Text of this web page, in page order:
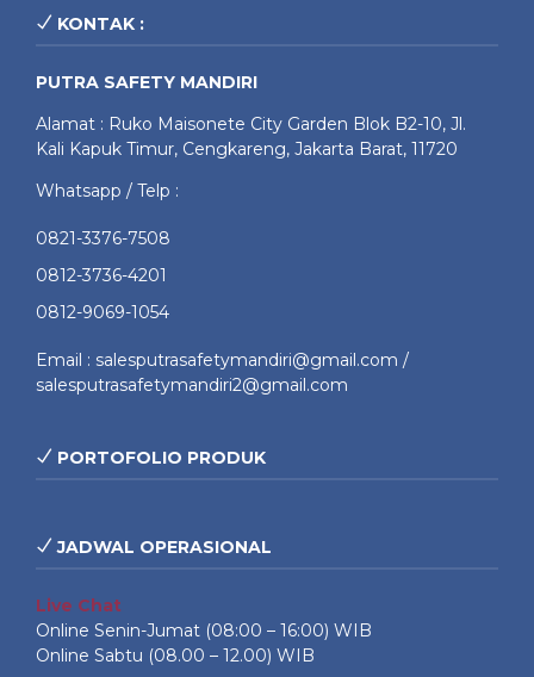
KONTAK :
PUTRA SAFETY MANDIRI
Alamat : Ruko Maisonete City Garden Blok B2-10, Jl.
Kali Kapuk Timur, Cengkareng, Jakarta Barat, 11720
Whatsapp / Telp :
0821-3376-7508
0812-3736-4201
0812-9069-1054
Email : salesputrasafetymandiri@gmail.com /
salesputrasafetymandiri2@gmail.com
PORTOFOLIO PRODUK
JADWAL OPERASIONAL
Live Chat
Online Senin-Jumat (08:00 – 16:00) WIB
Online Sabtu (08.00 – 12.00) WIB